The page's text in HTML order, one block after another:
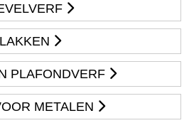
LAKKEN
PLAFONDVERF
METALEN